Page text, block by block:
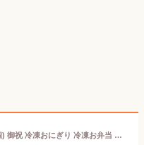
赤飯おにぎり 6個入り2セット(12個) 御祝 冷凍おにぎり 冷凍お弁当 冷凍 おむすび 米 お取り寄せ 弁当箱 こども 朝 ごはん 楽ちん 塩むすび おむすび塩 自然解凍 まんまる 手づくり お昼 冷凍食品 軽食 ケース 手作り レジャー キャンプ ハイキング 登山 弁当 塩 送料無料